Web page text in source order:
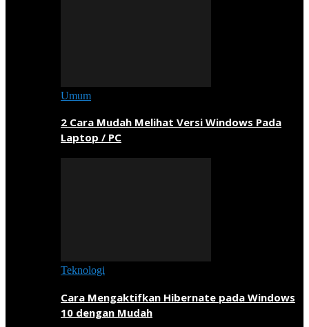
Umum
2 Cara Mudah Melihat Versi Windows Pada
Laptop / PC
Teknologi
Cara Mengaktifkan Hibernate pada Windows
10 dengan Mudah